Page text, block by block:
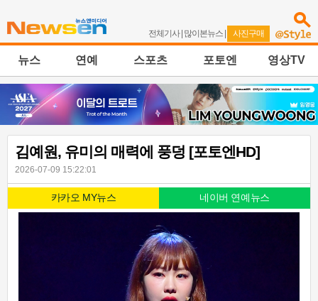
전체기사| 많이본뉴스 | 사진구매
뉴스 연예 스포츠 포토엔 영상TV
김예원, 유미의 매력에 풍덩 [포토엔HD]
2026-07-09 15:22:01
카카오 MY뉴스 네이버 연예뉴스